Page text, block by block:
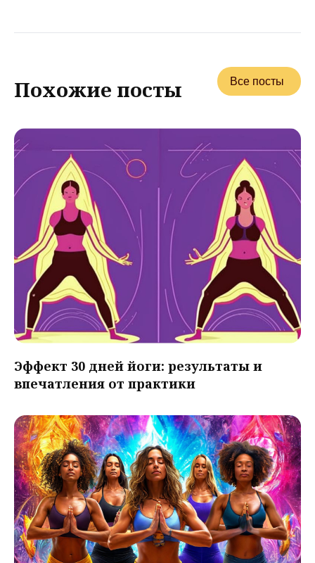
Похожие посты Все посты
Эффект 30 дней йоги: результаты и
впечатления от практики